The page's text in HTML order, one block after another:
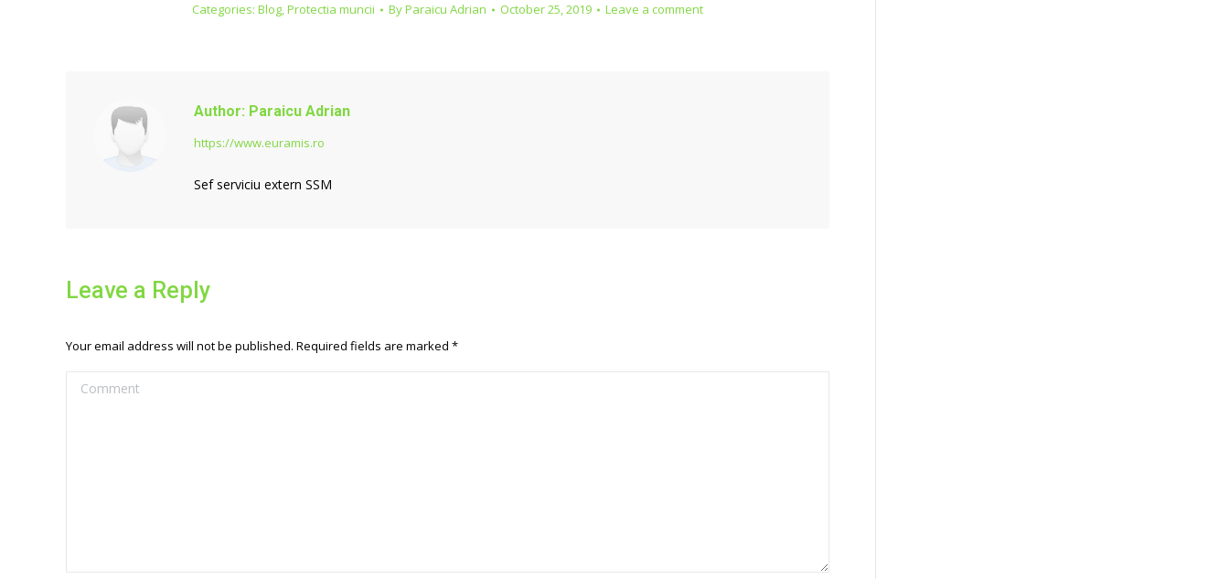
Categories: Blog,Protectia muncii ByParaicu Adrian October 25, 2019 Leave a comment
Author: Paraicu Adrian
https://www.euramis.ro
Sef serviciu extern SSM
Leave a Reply
Your email address will not be published. Required fields are marked *
Comment